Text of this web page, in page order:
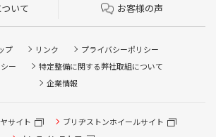
いて お客様の声
プ リンク
プライバシーポリシー
ー
特定整備に関する弊社取組について
企業情報
サイト
ブリヂストンホイールサイト
全点検/タイヤ履き替え/オイル交換/その他